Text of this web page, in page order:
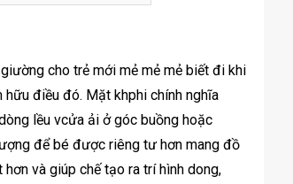
cho trẻ mới mẻ mẻ mẻ biết đi khi
điều đó. Mặt khphi chính nghĩa
lều vcửa ải ở góc buồng hoặc
để bé được riêng tư hơn mang đồ
và giúp chế tạo ra trí hình dong,